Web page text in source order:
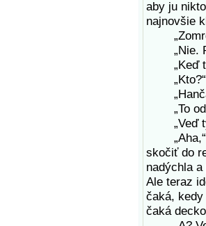
aby ju
najnovšie
„Zomrel
„Nie.
„Keď
„Kto?“
„To
„Veď ty
„Aha,“
skočiť do
nadýchla
Ale teraz
čaká, kedy
čaká